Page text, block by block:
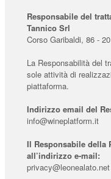
Responsabile del
Tannico Srl
Corso Garibaldi, 86 -
La Responsabilità del
sole attività di
piattaforma.
Indirizzo email del
info@wineplatform.it
Il Responsabile della
all’indirizzo e-mail:
privacy@leonealato.net